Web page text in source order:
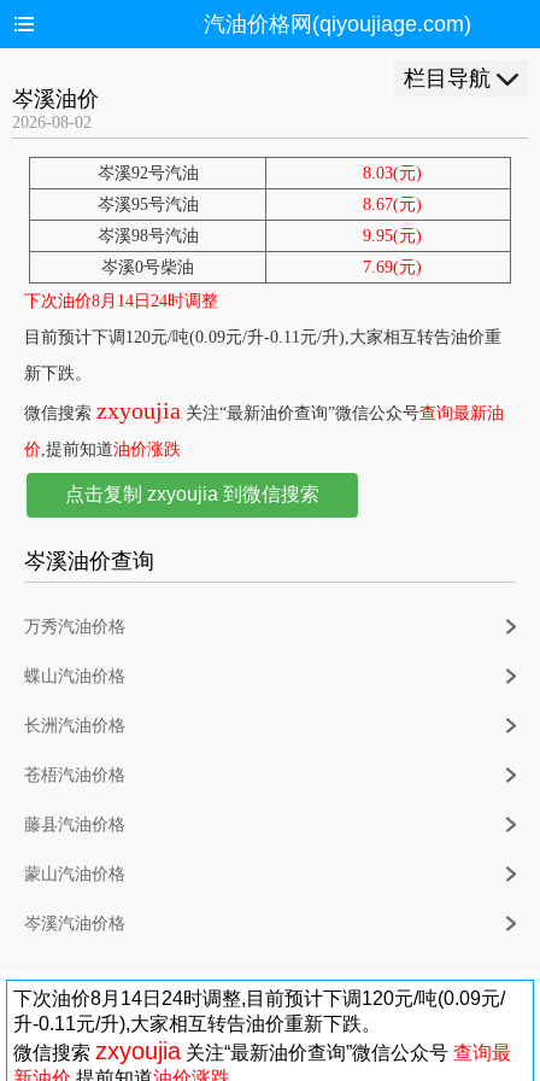
汽油价格网(qiyoujiage.com)
栏目导航
岑溪油价
2026-08-02
岑溪92号汽油
8.03(元)
岑溪95号汽油
8.67(元)
岑溪98号汽油
9.95(元)
岑溪0号柴油
7.69(元)
下次油价8月14日24时调整
目前预计下调120元/吨(0.09元/升-0.11元/升),大家相互转告油价重
新下跌。
微信搜索 zxyoujia 关注“最新油价查询”微信公众号查询最新油
价,提前知道油价涨跌
点击复制 zxyoujia 到微信搜索
岑溪油价查询
万秀汽油价格
蝶山汽油价格
长洲汽油价格
苍梧汽油价格
藤县汽油价格
蒙山汽油价格
岑溪汽油价格
下次油价8月14日24时调整,目前预计下调120元/吨(0.09元/
升-0.11元/升),大家相互转告油价重新下跌。
微信搜索 zxyoujia 关注“最新油价查询”微信公众号 查询最